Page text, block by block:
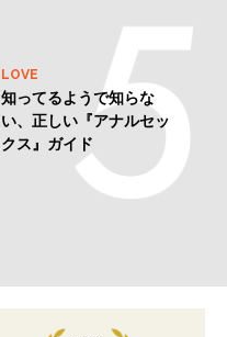
LOVE
知ってるようで知らな
い、正しい『アナルセッ
クス』ガイド